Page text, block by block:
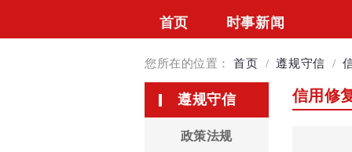
首页
时事新闻
会员风采
领导言论
您所在的位置：首页 /遵规守信 /
遵规守信
政策法规
信用修